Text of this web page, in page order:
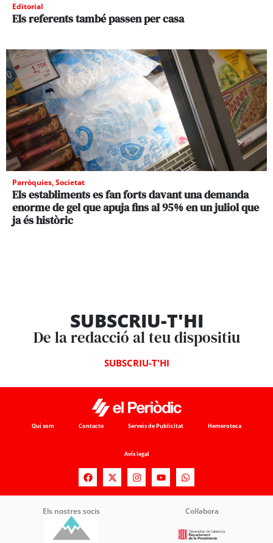
Editorial
Els referents també passen per casa
Parròquies,Societat
Els establiments es fan forts davant una demanda
enorme de gel que apuja fins al 95% en un juliol que
ja és històric
SUBSCRIU-T'HI
De la redacció al teu dispositiu
SUBSCRIU-T'HI
Qui som Contacte Serveis de Publicitat Hemeroteca
Avís legal
Els nostres socis Col·labora